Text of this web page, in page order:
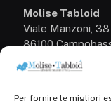
Per fornire le migliori
Molise Tabloid
Viale Manzoni, 38
86100
+39